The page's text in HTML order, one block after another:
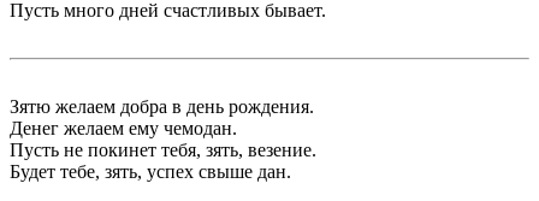
Пусть много дней счастливых бывает.
Зятю желаем добра в день рождения.
Денег желаем ему чемодан.
Пусть не покинет тебя, зять, везение.
Будет тебе, зять, успех свыше дан.